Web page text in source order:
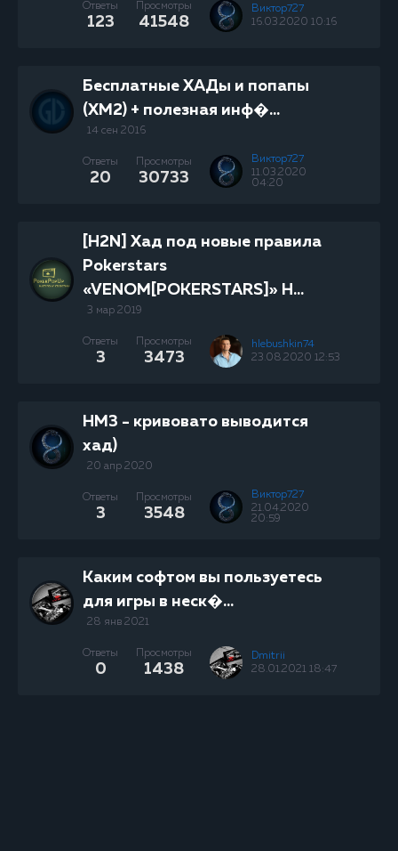
Ответы
123
Просмотры
41548
Виктор727
16.03.2020 10:16
Бесплатные ХАДы и попапы
(ХМ2) + полезная инф�...
14 сен 2016
Ответы
20
Просмотры
30733
Виктор727
11.03.2020
04:20
[H2N] Хад под новые правила
Pokerstars
«VENOM[POKERSTARS]» H...
3 мар 2019
Ответы
3
Просмотры
3473
hlebushkin74
23.08.2020 12:53
НМ3 - кривовато выводится
хад)
20 апр 2020
Ответы
3
Просмотры
3548
Виктор727
21.04.2020
20:59
Каким софтом вы пользуетесь
для игры в неск�...
28 янв 2021
Ответы
0
Просмотры
1438
Dmitrii
28.01.2021 18:47